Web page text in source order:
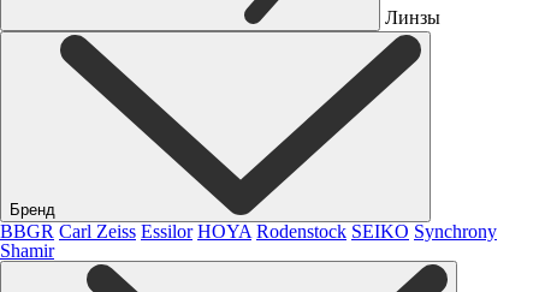
Линзы
Бренд
BBGR Carl Zeiss Essilor HOYA Rodenstock SEIKO Synchrony
Shamir